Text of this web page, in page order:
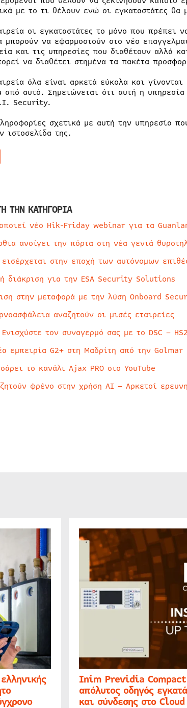
με το τι θέλουν ενώ οι εγκαταστάτες
οι εγκαταστάτες το μόνο που πρέπει
να εφαρμοστούν στο νέο
και τις υπηρεσίες που διαθέτουν αλλά
να διαθέτει στημένα τα πακέτα
όλα είναι αρκετά εύκολα και
από αυτό. Σημειώνεται ότι αυτή η
Security.
σχετικά με αυτή την υπηρεσία
ιστοσελίδα της.
Μοιραστείτε
ΤΗΝ ΚΑΤΗΓΟΡΙΑ
νέο Hik-Friday webinar για τα
ανοίγει την πόρτα στη νέα γενιά
στην εποχή των αυτόνομων
διάκριση για την ESA Security Solutions
στην μεταφορά με την λύση Onboard
αναζητούν οι μισές εταιρείες
τον συναγερμό σας με το DSC –
εμπειρία G2+ στη Μαδρίτη από την Golmar
το κανάλι Ajax PRO στο YouTube
φρένο στην χρήση AI – Αρκετοί
Inim Previdia
απόλυτος οδηγός
και σύνδεσης στο Cloud